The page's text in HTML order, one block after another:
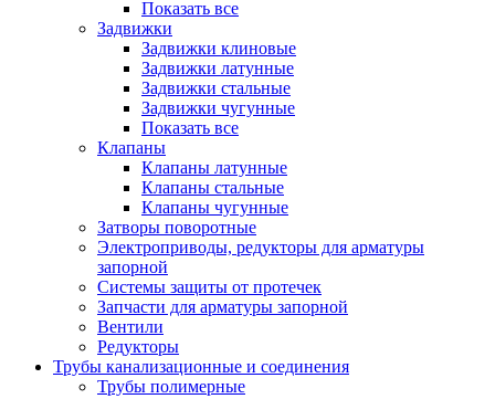
Показать все
Задвижки
Задвижки клиновые
Задвижки латунные
Задвижки стальные
Задвижки чугунные
Показать все
Клапаны
Клапаны латунные
Клапаны стальные
Клапаны чугунные
Затворы поворотные
Электроприводы, редукторы для арматуры
запорной
Системы защиты от протечек
Запчасти для арматуры запорной
Вентили
Редукторы
Трубы канализационные и соединения
Трубы полимерные